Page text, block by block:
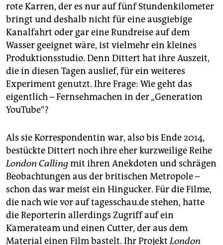
rote Karren, der es nur auf fünf Stundenkilometer
bringt und deshalb nicht für eine ausgiebige
Kanalfahrt oder gar eine Rundreise auf dem
Wasser geeignet wäre, ist vielmehr ein kleines
Produktionsstudio. Denn Dittert hat ihre Auszeit,
die in diesen Tagen auslief, für ein weiteres
Experiment genutzt. Ihre Frage: Wie geht das
eigentlich – Fernsehmachen in der „Generation
YouTube“?
Als sie Korrespondentin war, also bis Ende 2014,
bestückte Dittert noch ihre eher kurzweilige Reihe
London Callingmit ihren Anekdoten und schrägen
Beobachtungen aus der britischen Metropole –
schon das war meist ein Hingucker. Für die Filme,
die nach wie vor auf tagesschau.de stehen, hatte
die Reporterin allerdings Zugriff auf ein
Kamerateam und einen Cutter, der aus dem
Material einen Film bastelt. Ihr ProjektLondon